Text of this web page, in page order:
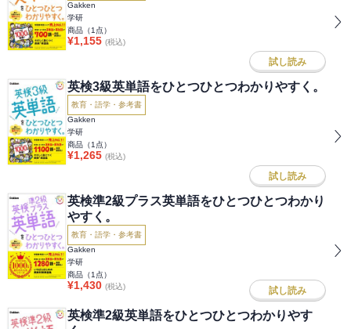
Gakken
学研
商品（1 点）
¥1,155 (税込)
試し読み
英検3級英単語をひとつひとつわかりやすく。
教育・語学・参考書
Gakken
学研
商品（1 点）
¥1,265 (税込)
試し読み
英検準2級プラス英単語をひとつひとつわかり
やすく。
教育・語学・参考書
Gakken
学研
商品（1 点）
¥1,430 (税込) 試し読み
英検準2級英単語をひとつひとつわかりやす